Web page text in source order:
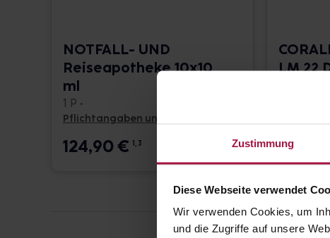
Zustimmung
Diese Webseite verwendet
Wir verwenden Cookies, um
und die Zugriffe auf unsere
NOTFALL- UND
Reiseapotheke 10x10
ml
1 P •
Pflichtangaben und Details
124,90€ 1, 3
LM 22
17,66